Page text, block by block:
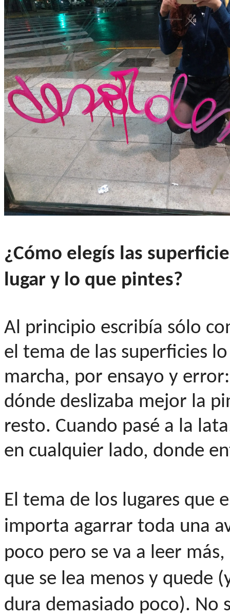
¿Cómo elegís las
lugar y lo que pintes?
Al principio escribía sólo
el tema de las superficies
marcha, por ensayo y
dónde deslizaba mejor la
resto. Cuando pasé a la
en cualquier lado, donde
El tema de los lugares que
importa agarrar toda una
poco pero se va a leer
que se lea menos y quede
dura demasiado poco). No